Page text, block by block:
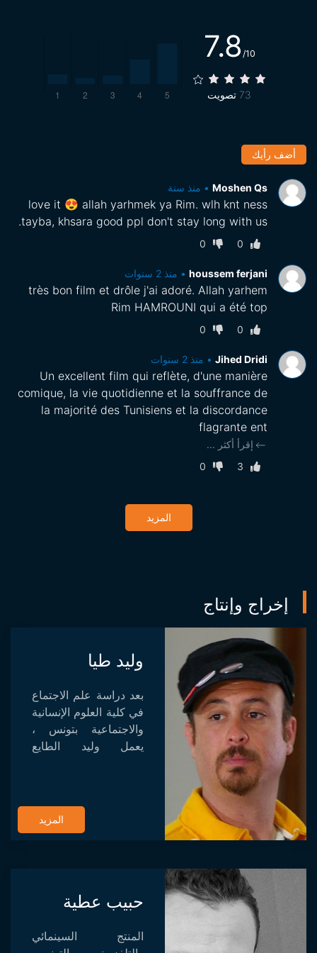
7.8/10
73 تصويت
أضف رأيك
Moshen Qs
• منذ سنة
love it 😍 allah yarhmek ya Rim. wlh knt ness
tayba, khsara good ppl don't stay long with us.
0
0
houssem ferjani
• منذ 2 سنوات
très bon film et drôle j'ai adoré. Allah yarhem
Rim HAMROUNI qui a été top
0
0
Jihed Dridi
• منذ 2 سنوات
Un excellent film qui reflète, d'une manière
comique, la vie quotidienne et la souffrance de
la majorité des Tunisiens et la discordance
flagrante ent
إقرأ أكثر...
3
0
المزيد
إخراج وإنتاج
وليد طيا
بعد دراسة علم الاجتماع
في كلية العلوم الإنسانية
والاجتماعية بتونس ،
يعمل وليد الطايع
في عام 2008. وتابع
المزيد
حبيب عطية
المنتج السينمائي